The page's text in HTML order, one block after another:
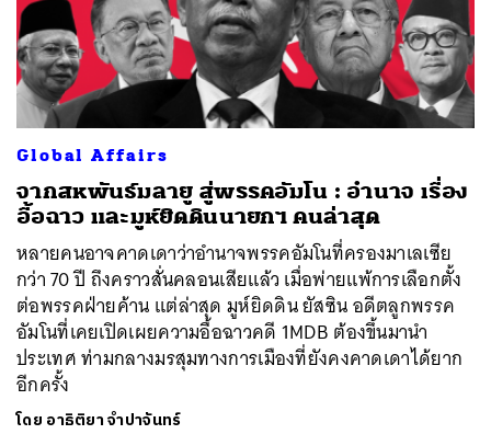
Global Affairs
จากสหพันธ์มลายู สู่พรรคอัมโน : อำนาจ เรื่อง
อื้อฉาว และมูห์ยิดดินนายกฯ คนล่าสุด
หลายคนอาจคาดเดาว่าอำนาจพรรคอัมโนที่ครองมาเลเซีย
กว่า 70 ปี ถึงคราวสั่นคลอนเสียแล้ว เมื่อพ่ายแพ้การเลือกตั้ง
ต่อพรรคฝ่ายค้าน แต่ล่าสุด มูห์ยิดดิน ยัสซิน อดีตลูกพรรค
อัมโนที่เคยเปิดเผยความอื้อฉาวคดี 1MDB ต้องขึ้นมานำ
ประเทศ ท่ามกลางมรสุมทางการเมืองที่ยังคงคาดเดาได้ยาก
อีกครั้ง
โดย อาธิติยา จำปาจันทร์